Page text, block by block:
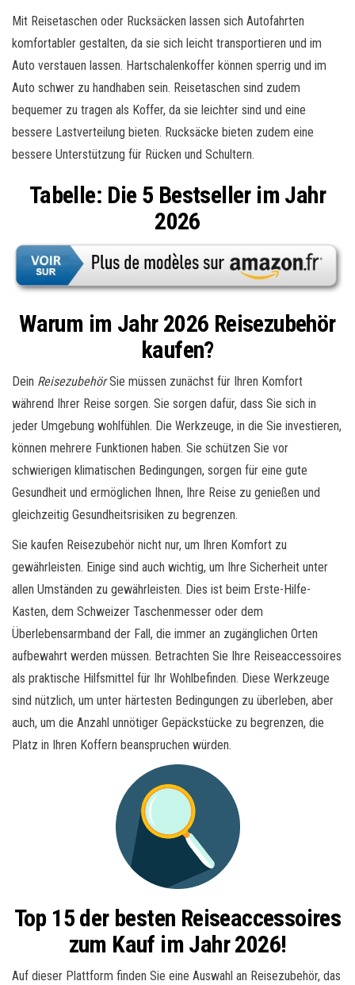
Mit Reisetaschen oder Rucksäcken lassen sich Autofahrten
komfortabler gestalten, da sie sich leicht transportieren und im
Auto verstauen lassen. Hartschalenkoffer können sperrig und im
Auto schwer zu handhaben sein. Reisetaschen sind zudem
bequemer zu tragen als Koffer, da sie leichter sind und eine
bessere Lastverteilung bieten. Rucksäcke bieten zudem eine
bessere Unterstützung für Rücken und Schultern.
Tabelle: Die 5 Bestseller im Jahr
2026
Warum im Jahr 2026 Reisezubehör
kaufen?
Dein ReisezubehörSie müssen zunächst für Ihren Komfort
während Ihrer Reise sorgen. Sie sorgen dafür, dass Sie sich in
jeder Umgebung wohlfühlen. Die Werkzeuge, in die Sie investieren,
können mehrere Funktionen haben. Sie schützen Sie vor
schwierigen klimatischen Bedingungen, sorgen für eine gute
Gesundheit und ermöglichen Ihnen, Ihre Reise zu genießen und
gleichzeitig Gesundheitsrisiken zu begrenzen.
Sie kaufen Reisezubehör nicht nur, um Ihren Komfort zu
gewährleisten. Einige sind auch wichtig, um Ihre Sicherheit unter
allen Umständen zu gewährleisten. Dies ist beim Erste-Hilfe-
Kasten, dem Schweizer Taschenmesser oder dem
Überlebensarmband der Fall, die immer an zugänglichen Orten
aufbewahrt werden müssen. Betrachten Sie Ihre Reiseaccessoires
als praktische Hilfsmittel für Ihr Wohlbefinden. Diese Werkzeuge
sind nützlich, um unter härtesten Bedingungen zu überleben, aber
auch, um die Anzahl unnötiger Gepäckstücke zu begrenzen, die
Platz in Ihren Koffern beanspruchen würden.
Top 15 der besten Reiseaccessoires
zum Kauf im Jahr 2026!
Auf dieser Plattform finden Sie eine Auswahl an Reisezubehör, das